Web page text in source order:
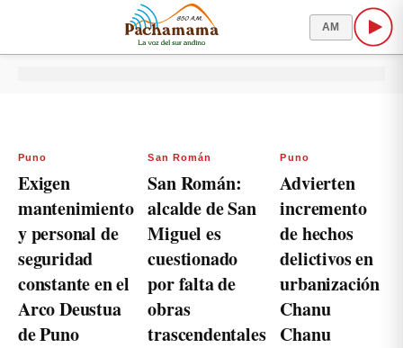
AM
Puno
Exigen
mantenimiento
y personal de
seguridad
constante en el
Arco Deustua
de Puno
San Román
San Román:
alcalde de San
Miguel es
cuestionado
por falta de
obras
trascendentales
Puno
Advierten
incremento
de hechos
delictivos en
urbanización
Chanu
Chanu